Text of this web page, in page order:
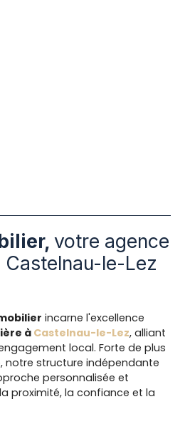
votre agence
le-Lez
incarne l'excellence
à Castelnau-le-Lez, alliant
local. Forte de plus
notre structure indépendante
personnalisée et
proximité, la confiance et la